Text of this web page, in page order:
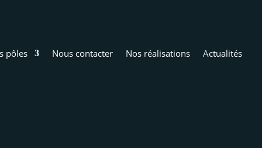
pôles Nous contacter Nos réalisations Actualités